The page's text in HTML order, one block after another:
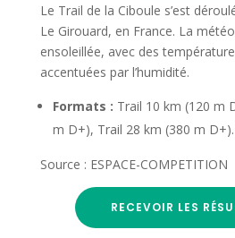
Le Trail de la Ciboule s’est
Le Girouard, en France. La
ensoleillée, avec des
accentuées par l’humidité.
Formats : Trail 10 km (120 m
m D+), Trail 28 km (380 m D+).
Source : ESPACE-COMPETITION
RECEVOIR LES